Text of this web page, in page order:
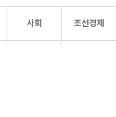
사회 조선경제